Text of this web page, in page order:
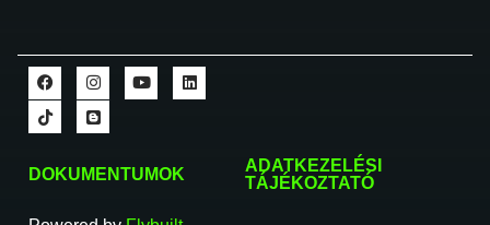
DOKUMENTUMOK
ADATKEZELÉSI
TÁJÉKOZTATÓ